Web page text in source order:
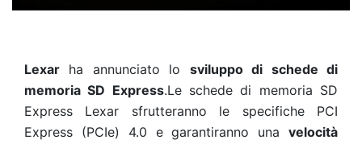
Lexar ha annunciato lo sviluppo di schede di
memoria SD Express.Le schede di memoria SD
Express Lexar sfrutteranno le specifiche PCI
Express (PCIe) 4.0 e garantiranno una velocità